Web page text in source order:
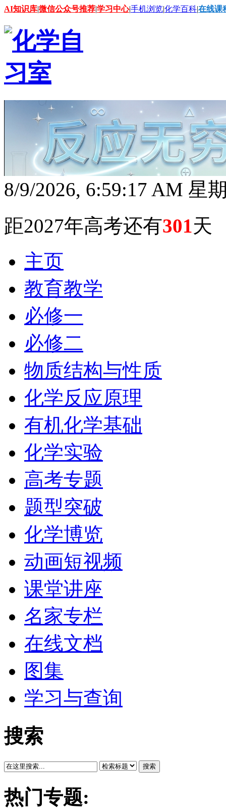
AI知识库|微信公众号推荐|学习中心|手机浏览|化学百科|在线课
8/9/2026, 6:59:18 AM 星
距2027年高考还有301天
主页
教育教学
必修一
必修二
物质结构与性质
化学反应原理
有机化学基础
化学实验
高考专题
题型突破
化学博览
动画短视频
课堂讲座
名家专栏
在线文档
图集
学习与查询
搜索
搜索
热门专题: